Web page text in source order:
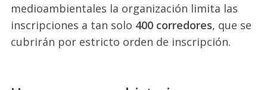
medioambientales la organización limita las
inscripciones a tan solo 400 corredores, que se
cubrirán por estricto orden de inscripción.